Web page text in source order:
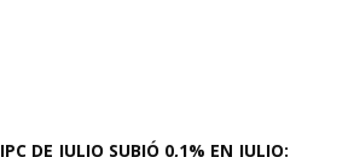
IPC DE JULIO SUBIÓ 0,1% EN JULIO: